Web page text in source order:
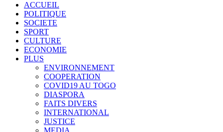
ACCUEIL
POLITIQUE
SOCIETE
SPORT
CULTURE
ECONOMIE
PLUS
ENVIRONNEMENT
COOPERATION
COVID19 AU TOGO
DIASPORA
FAITS DIVERS
INTERNATIONAL
JUSTICE
MEDIA